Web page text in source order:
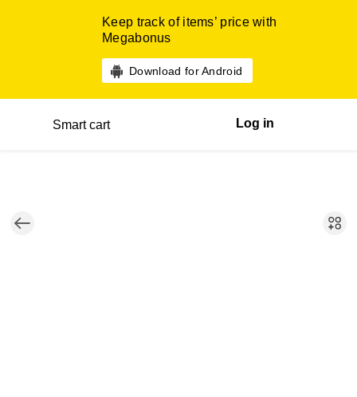
Keep track of items’ price with
Megabonus
Download for Android
Smart cart Log in